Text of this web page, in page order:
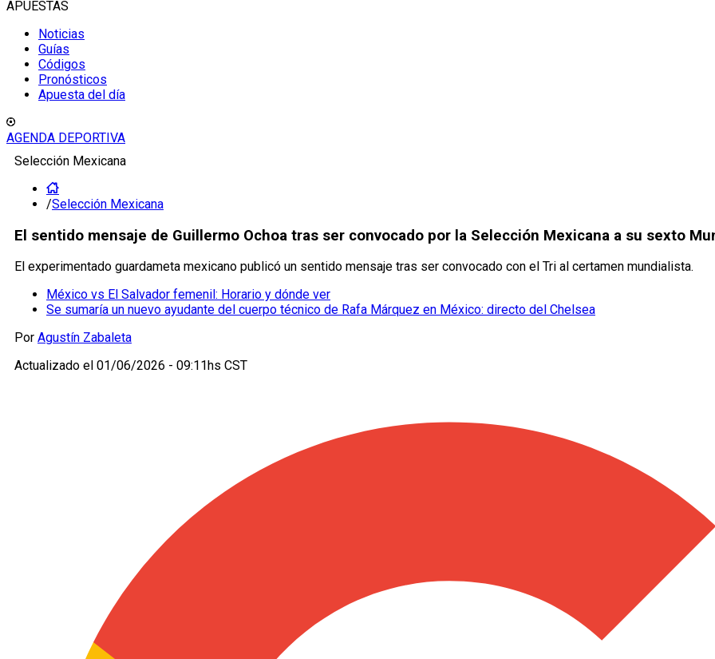
APUESTAS
Noticias
Guías
Códigos
Pronósticos
Apuesta del día
AGENDA DEPORTIVA
Selección Mexicana
/Selección Mexicana
El sentido mensaje de Guillermo Ochoa tras ser convocado por la Selección Mexicana a su sexto
El experimentado guardameta mexicano publicó un sentido mensaje tras ser convocado con el Tri al certamen mundialista.
México vs El Salvador femenil: Horario y dónde ver
Se sumaría un nuevo ayudante del cuerpo técnico de Rafa Márquez en México: directo del Chelsea
Por Agustín Zabaleta
Actualizado el 01/06/2026 - 09:11hs CST